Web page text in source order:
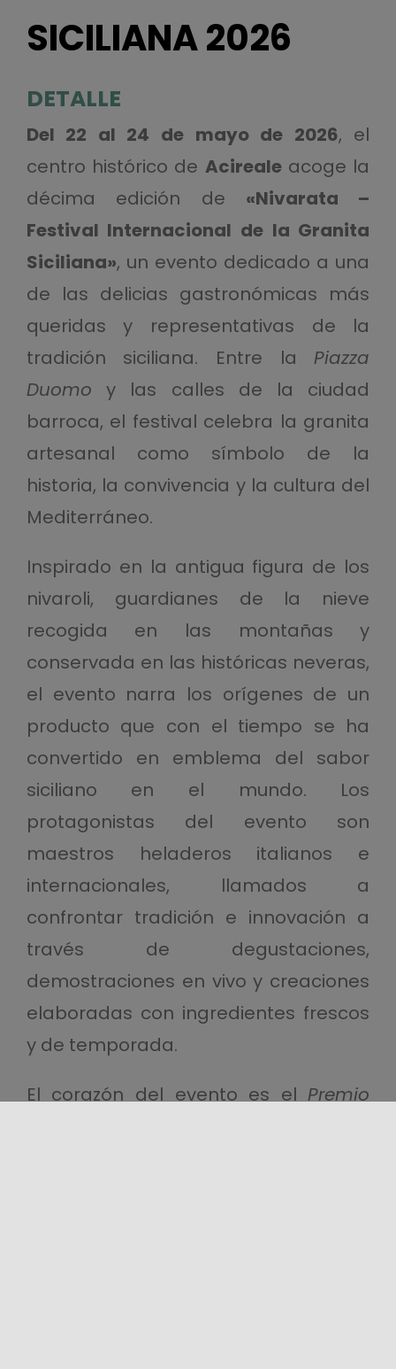
SICILIANA 2026
DETALLE
Del 22 al 24 de mayo de 2026, el
centro histórico de Acirealeacoge la
décima edición de «Nivarata –
Festival Internacional de la Granita
Siciliana», un evento dedicado a una
de las delicias gastronómicas más
queridas y representativas de la
tradición siciliana. Entre laPiazza
Duomo y las calles de la ciudad
barroca, el festival celebra la granita
artesanal como símbolo de la
historia, la convivencia y la cultura del
Mediterráneo.
Inspirado en la antigua figura de los
nivaroli, guardianes de la nieve
recogida en las montañas y
conservada en las históricas neveras,
el evento narra los orígenes de un
producto que con el tiempo se ha
convertido en emblema del sabor
siciliano en el mundo. Los
protagonistas del evento son
maestros heladeros italianos e
internacionales, llamados a
confrontar tradición e innovación a
través de degustaciones,
demostraciones en vivo y creaciones
elaboradas con ingredientes frescos
y de temporada.
El corazón del evento es elPremio